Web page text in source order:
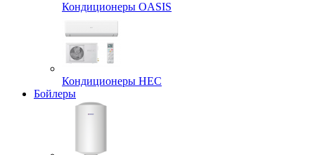
Кондиционеры OASIS
Кондиционеры HEC
Бойлеры